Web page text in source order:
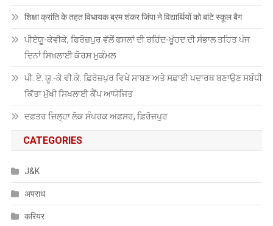
शिक्षा क्रांति के तहत विधायक ब्रम शंकर जिंपा ने विद्यार्थियों को बांटे स्कूल बैग
ਪੀਏਯੂੑ-ਕੇਵੀਕੇ, ਫਿਰੋਜ਼ਪੁਰ ਵੱਲੋਂ ਫਸਲਾਂ ਦੀ ਰਹਿੰਦ-ਖੂੰਹਦ ਦੀ ਸੰਭਾਲ ਤਹਿਤ ਪੰਜ
ਦਿਨਾਂ ਸਿਖਲਾਈ ਕੋਰਸ ਮੁਕੰਮਲ
ਪੀ. ਏ. ਯੂ.-ਕੇ.ਵੀ.ਕੇ. ਫ਼ਿਰੋਜ਼ਪੁਰ ਵਿਖੇ ਸਾਬਣ ਅਤੇ ਸਫ਼ਾਈ ਪਦਾਰਥ ਬਣਾਉਣ ਸਬੰਧੀ
ਕਿੱਤਾ ਮੁੱਖੀ ਸਿਖਲਾਈ ਕੈਂਪ ਆਯੋਜਿਤ
ਦਫ਼ਤਰ ਜ਼ਿਲ੍ਹਾ ਲੋਕ ਸੰਪਰਕ ਅਫ਼ਸਰ, ਫ਼ਿਰੋਜ਼ਪੁਰ
CATEGORIES
J&K
अपराध
करियर